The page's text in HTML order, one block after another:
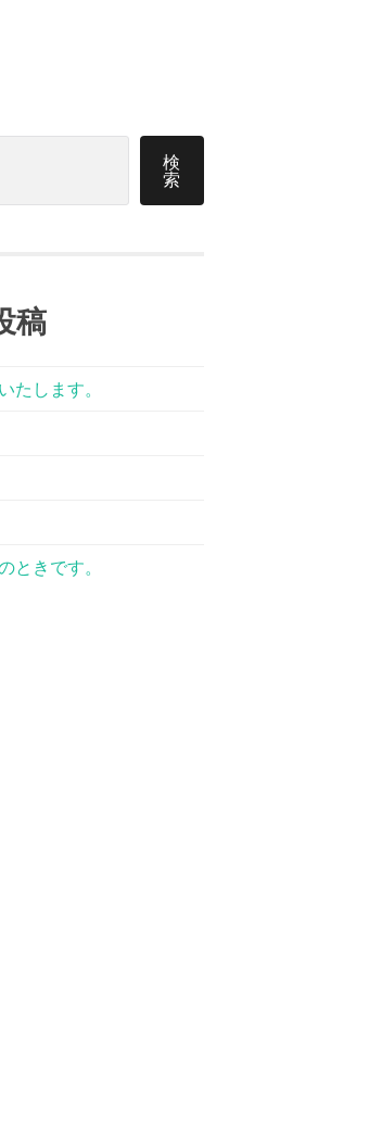
検
索
稿
たします。
ときです。